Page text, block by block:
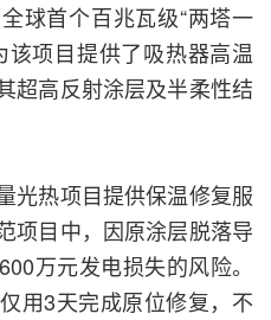
球首个百兆瓦级“两塔一
项目提供了吸热器高温
超高反射涂层及半柔性结
光热项目提供保温修复服
项目中，因原涂层脱落导
万元发电损失的风险。
用3天完成原位修复，不